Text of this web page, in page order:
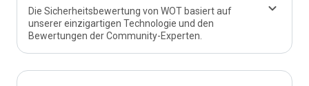
Die Sicherheitsbewertung von WOT basiert auf
unserer einzigartigen Technologie und den
Bewertungen der Community-Experten.